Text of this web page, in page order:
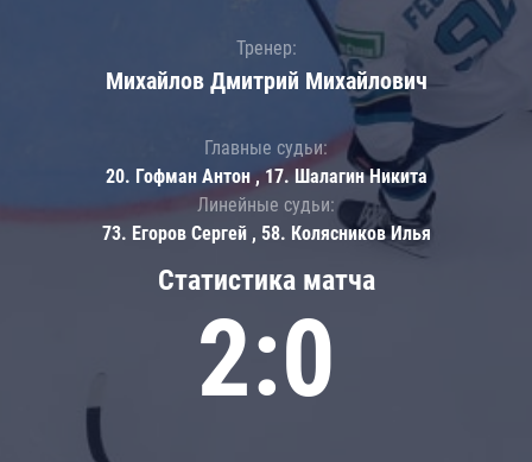
Статистика матча
2:0
Тренер:
Михайлов Дмитрий Михайлович
Главные судьи:
20. Гофман Антон , 17. Шалагин Никита
Линейные судьи:
73. Егоров Сергей , 58. Колясников Илья